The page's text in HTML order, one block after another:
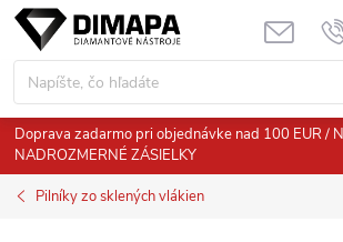
Prejsť
obsah
Doprava zadarmo pri objednávke nad 100 EUR /
NADROZMERNÉ ZÁSIELKY
Pilníky zo sklených vlákien